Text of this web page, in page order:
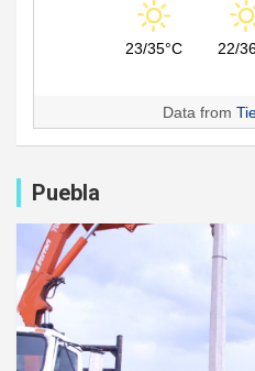
23/35°C 22/
Data from
Puebla